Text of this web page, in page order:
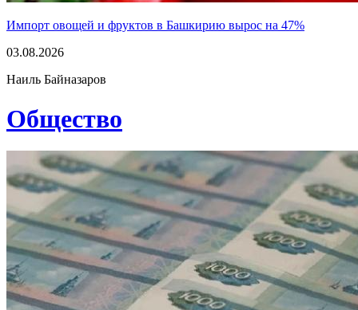
Импорт овощей и фруктов в Башкирию вырос на 47%
03.08.2026
Наиль Байназаров
Общество